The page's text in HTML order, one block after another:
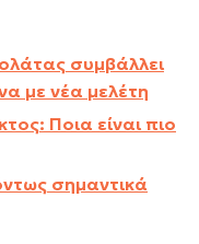
συμβάλλει
με νέα μελέτη
Ποια είναι πιο
σημαντικά